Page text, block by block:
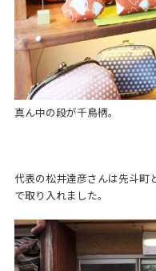
真ん中の段が千鳥柄。
代表の松井達彦さんは先斗町
で取り入れました。